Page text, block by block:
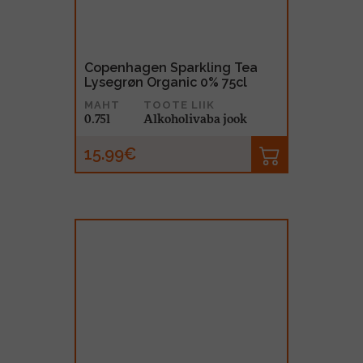
Copenhagen Sparkling Tea
Lysegrøn Organic 0% 75cl
MAHT
0.75l
TOOTE LIIK
Alkoholivaba jook
15.99€